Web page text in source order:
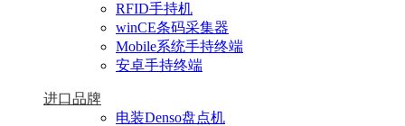
RFID手持机
winCE条码采集器
Mobile系统手持终端
安卓手持终端
进口品牌
电装Denso盘点机